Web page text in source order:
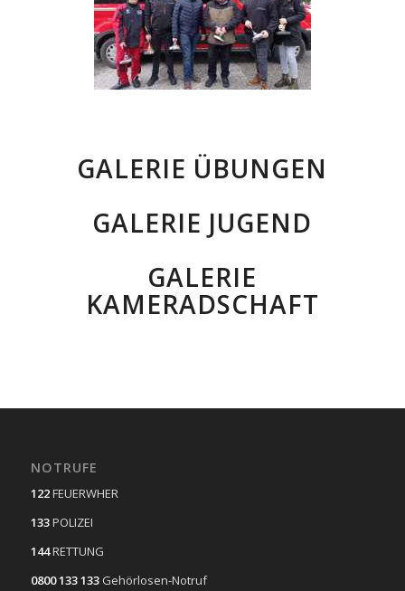
GALERIE ÜBUNGEN
GALERIE JUGEND
GALERIE
KAMERADSCHAFT
NOTRUFE
122FEUERWHER
133POLIZEI
144RETTUNG
0800 133 133 Gehörlosen-Notruf